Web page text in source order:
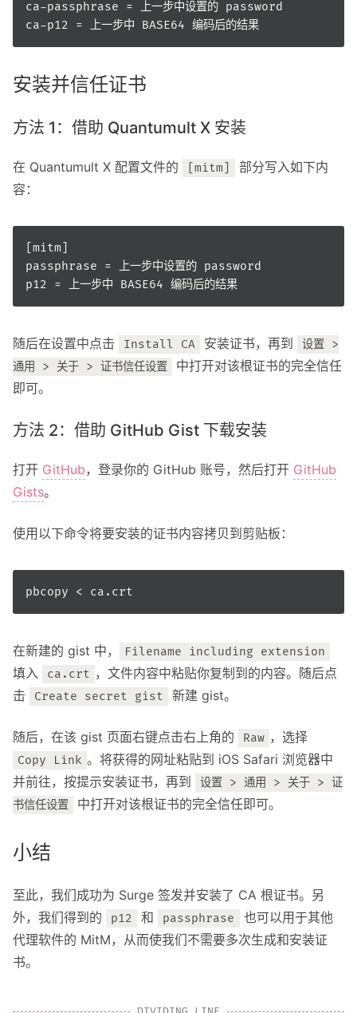
安装并信任证书
方法 1：借助 Quantumult X 安装
在 Quantumult X 配置文件的 [mitm]
部分写入如下内
容：
随后在设置中点击 Install CA 安装证书，再到
设置 >
通用 > 关于 > 证书信任设置
中打开对该根证书的完全信任
即可。
方法 2：借助 GitHub Gist 下载安装
打开 GitHub，登录你的 GitHub 账号，然后打开 GitHub
Gists。
使用以下命令将要安装的证书内容拷贝到剪贴板：
在新建的 gist 中， Filename including extension
填入 ca.crt ，文件内容中粘贴你复制到的内容。随后点
击
Create secret gist 新建 gist。
随后，在该 gist 页面右键点击右上角的 Raw ，选择
Copy Link 。将获得的网址粘贴到 iOS Safari 浏览器中
并前往，按提示安装证书，再到
设置 > 通用 > 关于 > 证
书信任设置
中打开对该根证书的完全信任即可。
小结
至此，我们成功为 Surge 签发并安装了 CA 根证书。另
外，我们得到的
p12 和 passphrase
也可以用于其他
代理软件的 MitM，从而使我们不需要多次生成和安装证
书。